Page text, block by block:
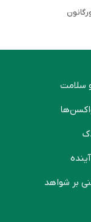
سلامت
بر شواهد